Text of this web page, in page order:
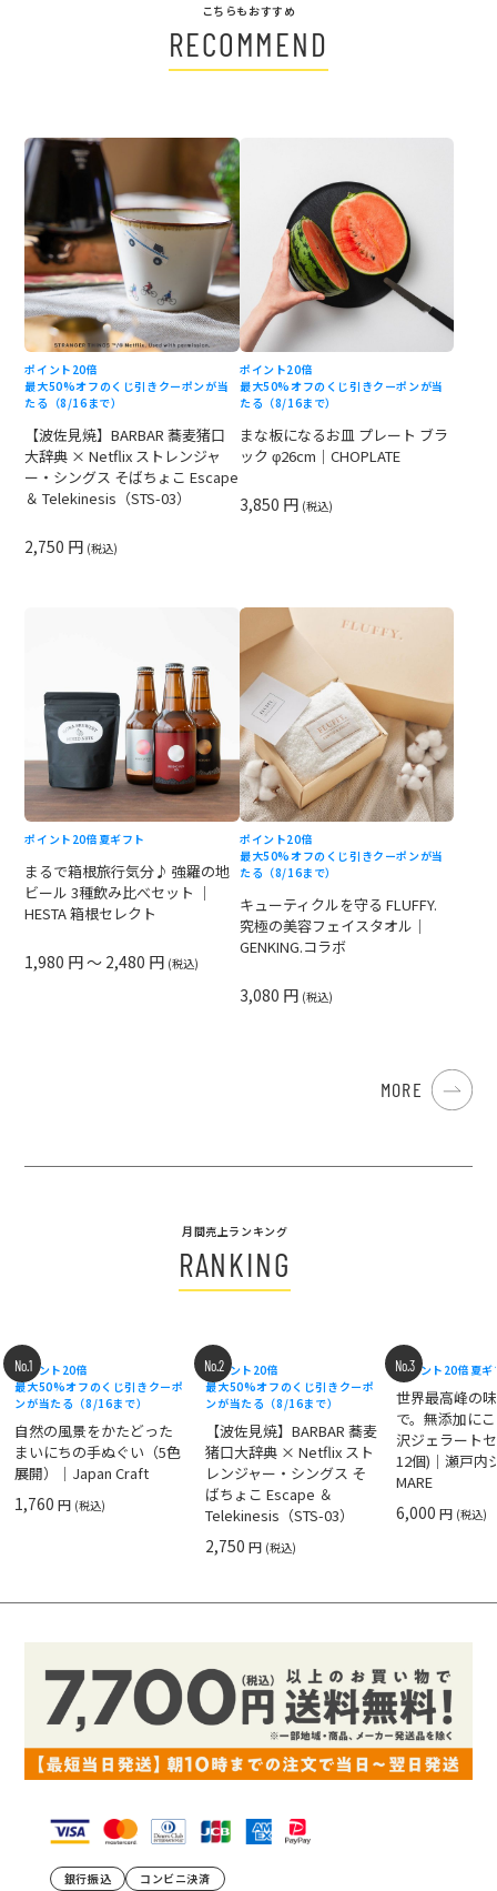
こちらもおすすめ
RECOMMEND
ポイント20倍
最大50%オフのくじ引きクーポンが当
たる（8/16まで）
【波佐見焼】BARBAR 蕎麦猪口
大辞典 × Netflix ストレンジャ
ー・シングス そばちょこ Escape
＆ Telekinesis（STS-03）
2,750 円 (税込)
ポイント20倍
最大50%オフのくじ引きクーポンが当
たる（8/16まで）
まな板になるお皿 プレート ブラ
ック φ26cm｜CHOPLATE
3,850 円 (税込)
ポイント20倍 夏ギフト
まるで箱根旅行気分♪ 強羅の地
ビール 3種飲み比べセット ｜
HESTA 箱根セレクト
1,980 円 ～ 2,480 円 (税込)
ポイント20倍
最大50%オフのくじ引きクーポンが当
たる（8/16まで）
キューティクルを守る FLUFFY.
究極の美容フェイスタオル｜
GENKING.コラボ
3,080 円 (税込)
MORE
月間売上ランキング
RANKING
No.1
ポイント20倍
最大50%オフのくじ引きクーポ
ンが当たる（8/16まで）
自然の風景をかたどった
まいにちの手ぬぐい（5色
展開）｜Japan Craft
1,760円 (税込)
No.2
ポイント20倍
最大50%オフのくじ引きクーポ
ンが当たる（8/16まで）
【波佐見焼】BARBAR 蕎麦
猪口大辞典 × Netflix スト
レンジャー・シングス そ
ばちょこ Escape ＆
Telekinesis（STS-03）
2,750円 (税込)
No.3
ポイント20倍 夏
世界最高峰の
で。無添加に
沢ジェラート
12個)｜瀬戸内
MARE
6,000円 (税込)
銀行振込 コンビニ決済